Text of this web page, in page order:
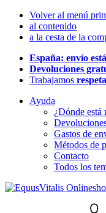
Volver al menú
al contenido
a la cesta de la
España: envío
Devoluciones
Trabajamos
Ayuda
¿Dónde está
Gastos de
Métodos de
Contacto
Todos los